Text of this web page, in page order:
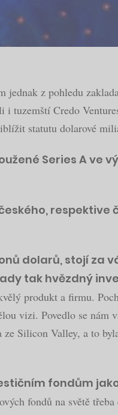
z pohledu
tuzemští Credo
statutu dolarové
Series A ve
dolarů, stojí za
tak hvězdný
produkt a firmu.
vizi. Povedlo se
Silicon Valley, a to
fondům
fondů na světě